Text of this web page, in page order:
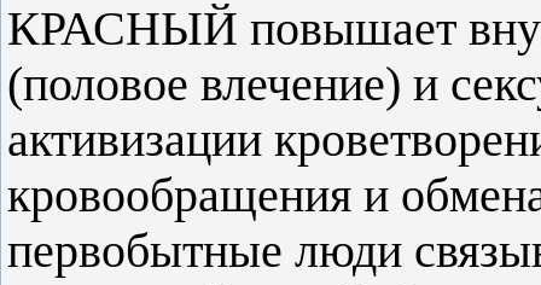
КРАСНЫЙ повышает
(половое влечение) и
активизации
кровообращения и
первобытные люди